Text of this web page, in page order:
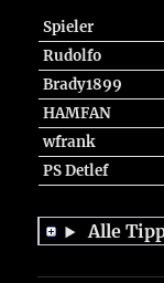
Spieler
Rudolfo
Brady1899
HAMFAN
wfrank
PS Detlef
Alle